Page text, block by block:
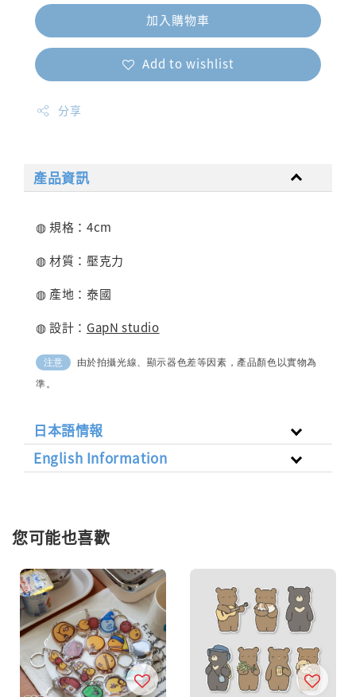
加入購物車
Add to wishlist
分享
產品資訊
◍ 規格：4cm
◍ 材質：壓克力
◍ 產地：泰國
◍ 設計： GapN studio
注意
由於拍攝光線、顯示器色差等因素，產品顏色以實物為
準。
日本語情報
English Information
您可能也喜歡